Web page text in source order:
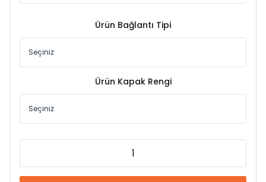
Ürün Bağlantı Tipi
Ürün Kapak Rengi